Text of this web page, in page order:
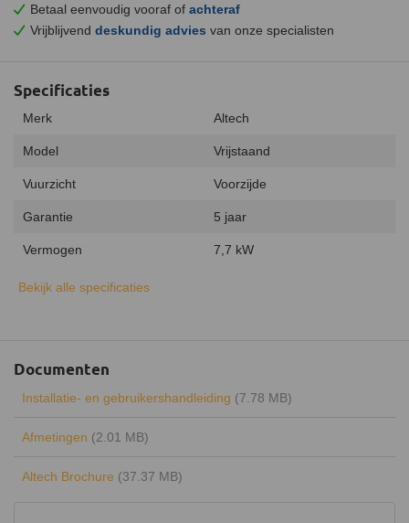
Betaal eenvoudig vooraf of achteraf
Vrijblijvend deskundig advies van onze specialisten
Specificaties
Merk Altech
Model Vrijstaand
Vuurzicht Voorzijde
Garantie 5 jaar
Vermogen 7,7 kW
Minimaal vermogen
Rendement
Draaibaar
Bekijk alle specificaties
Documenten
Installatie- en gebruikershandleiding (7.78 MB)
Afmetingen (2.01 MB)
Altech Brochure (37.37 MB)